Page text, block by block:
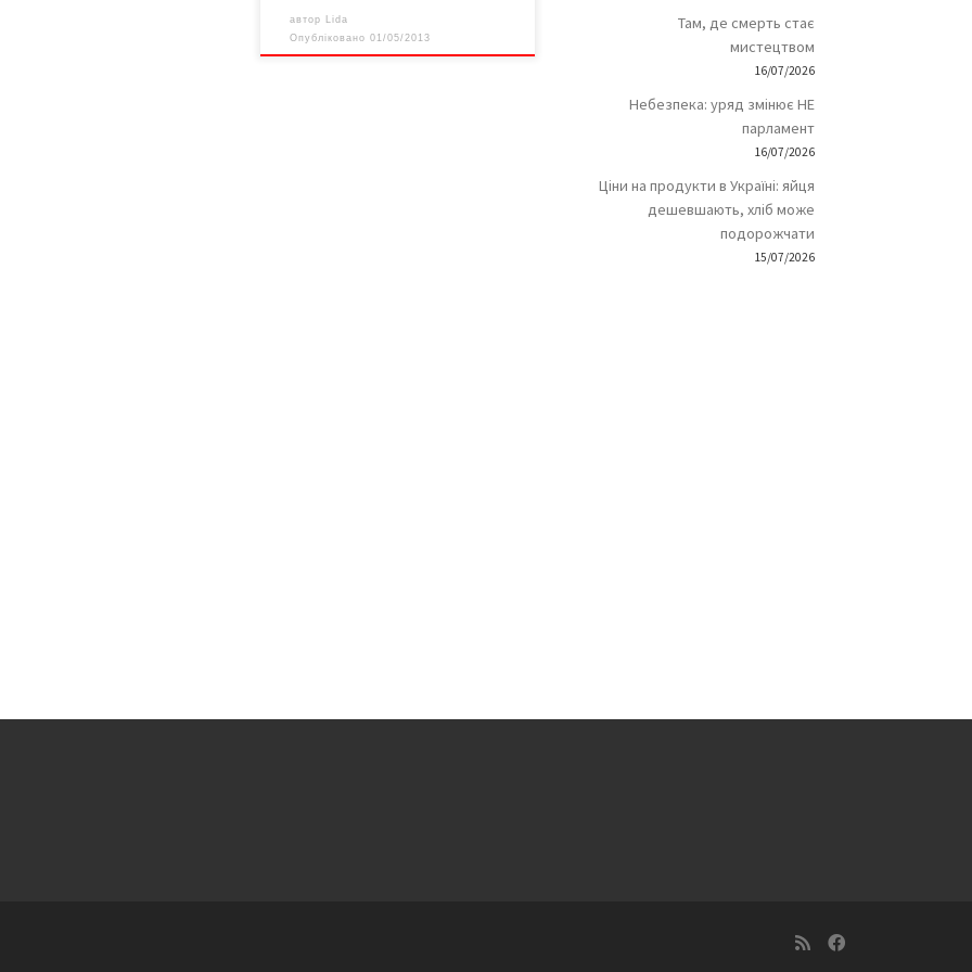
автор Lida
Опубліковано01/05/2013
Там, де смерть стає
мистецтвом
16/07/2026
Небезпека: уряд змінює НЕ
парламент
16/07/2026
Ціни на продукти в Україні: яйця
дешевшають, хліб може
подорожчати
15/07/2026